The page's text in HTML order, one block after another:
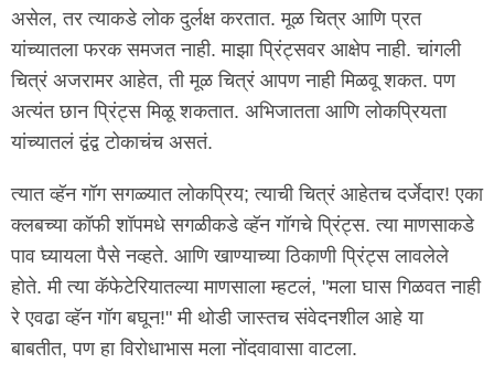
असेल, तर त्याकडे लोक दुर्लक्ष करतात. मूळ चित्र आणि प्रत
यांच्यातला फरक समजत नाही. माझा प्रिंट्सवर आक्षेप नाही. चांगली
चित्रं अजरामर आहेत, ती मूळ चित्रं आपण नाही मिळवू शकत. पण
अत्यंत छान प्रिंट्स मिळू शकतात. अभिजातता आणि लोकप्रियता
यांच्यातलं द्वंद्व टोकाचंच असतं.
त्यात व्हॅन गॉग सगळ्यात लोकप्रिय; त्याची चित्रं आहेतच दर्जेदार! एका
क्लबच्या कॉफी शॉपमधे सगळीकडे व्हॅन गॉगचे प्रिंट्स. त्या माणसाकडे
पाव घ्यायला पैसे नव्हते. आणि खाण्याच्या ठिकाणी प्रिंट्स लावलेले
होते. मी त्या कॅफेटेरियातल्या माणसाला म्हटलं, "मला घास गिळवत नाही
रे एवढा व्हॅन गॉग बघून!" मी थोडी जास्तच संवेदनशील आहे या
बाबतीत, पण हा विरोधाभास मला नोंदवावासा वाटला.